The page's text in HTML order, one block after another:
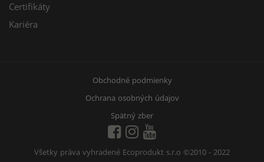
Certifikáty
Kariéra
Obchodné podmienky
Ochrana osobných údajov
Spätný zber
Všetky práva vyhradené Ecoprodukt s.r.o ©2010 - 2022